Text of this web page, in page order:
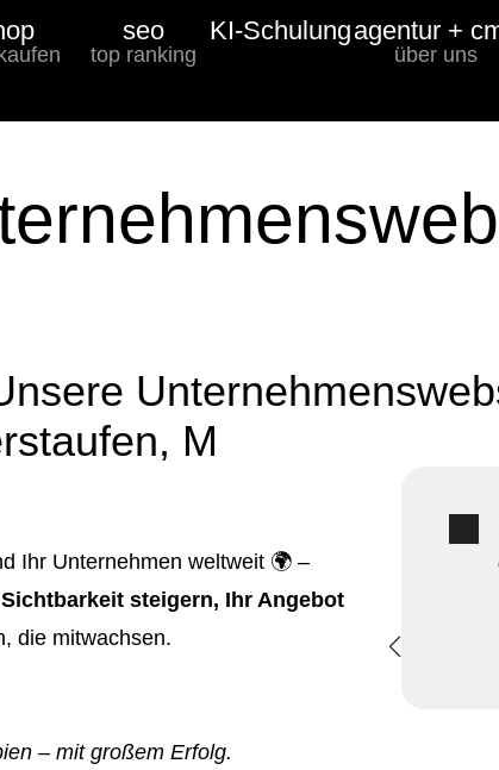
seo
top ranking
KI-Schulungagentur +
über uns
M
Ihr Unternehmen weltweit 🌍 –
steigern, Ihr Angebot
die mitwachsen.
– mit großem Erfolg.